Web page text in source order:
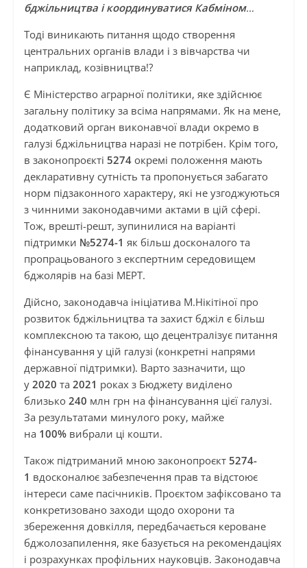
бджільництва і координуватися Кабміном…
Тоді виникають питання щодо створення
центральних органів влади і з вівчарства чи
наприклад, козівництва!?
Є Міністерство аграрної політики, яке здійснює
загальну політику за всіма напрямами. Як на мене,
додатковий орган виконавчої влади окремо в
галузі бджільництва наразі не потрібен. Крім того,
в законопроєкті 5274окремі положення мають
декларативну сутність та пропонується забагато
норм підзаконного характеру, які не узгоджуються
з чинними законодавчими актами в цій сфері.
Тож, врешті-решт, зупинилися на варіанті
підтримки №5274-1 як більш досконалого та
пропрацьованого з експертним середовищем
бджолярів на базі МЕРТ.
Дійсно, законодавча ініціатива М.Нікітіної про
розвиток бджільництва та захист бджіл є більш
комплексною та такою, що децентралізує питання
фінансування у цій галузі (конкретні напрями
державної підтримки). Варто зазначити, що
у 2020 та 2021 роках з Бюджету виділено
близько 240 млн грн на фінансування цієї галузі.
За результатами минулого року, майже
на 100%вибрали ці кошти.
Також підтриманий мною законопроєкт 5274-
1 вдосконалює забезпечення прав та відстоює
інтереси саме пасічників. Проєктом зафіксовано та
конкретизовано заходи щодо охорони та
збереження довкілля, передбачається кероване
бджолозапилення, яке базується на рекомендаціях
і розрахунках профільних науковців. Законодавча